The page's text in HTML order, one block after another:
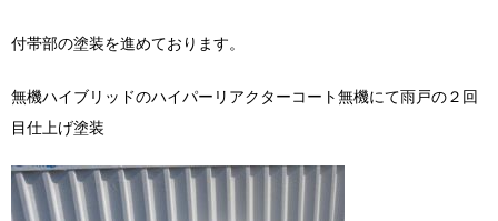
付帯部の塗装を進めております。
無機ハイブリッドのハイパーリアクターコート無機にて雨戸の２回
目仕上げ塗装